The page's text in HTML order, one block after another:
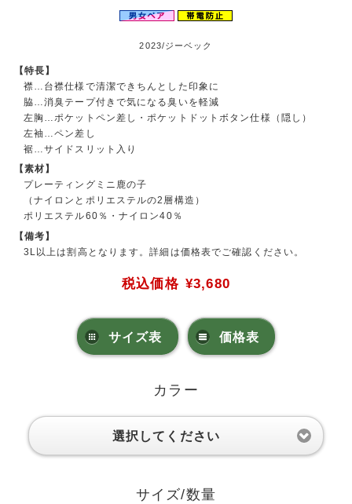
2023/ジーベック
【特長】
襟…台襟仕様で清潔できちんとした印象に
脇…消臭テープ付きで気になる臭いを軽減
左胸…ポケットペン差し・ポケットドットボタン仕様（隠し）
左袖…ペン差し
裾…サイドスリット入り
【素材】
プレーティングミニ鹿の子
（ナイロンとポリエステルの2層構造）
ポリエステル60％・ナイロン40％
【備考】
3L以上は割高となります。詳細は価格表でご確認ください。
税込価格 ¥3,680
サイズ表 価格表
カラー
選択してください
サイズ/数量